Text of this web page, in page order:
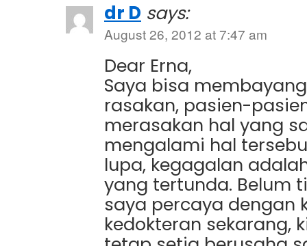
dr D says:
August 26, 2012 at 7:47 am
Dear Erna,
Saya bisa
rasakan, pasien-
merasakan hal yang
mengalami hal
lupa, kegagalan
yang tertunda. Belum
saya percaya dengan
kedokteran sekarang,